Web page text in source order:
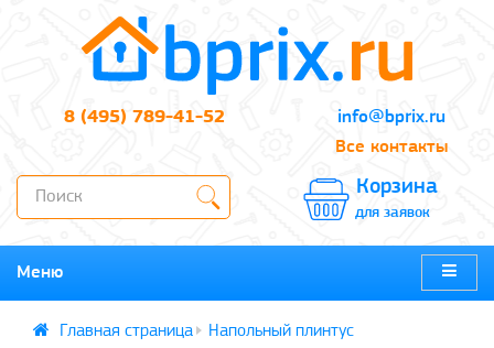
8 (495) 789-41-52
info@bprix.ru
Все контакты
Корзина
для заявок
Меню
Напольный плинтус